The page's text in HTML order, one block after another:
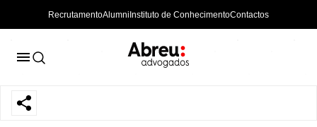
RecrutamentoAlumni Instituto de ConhecimentoContactos